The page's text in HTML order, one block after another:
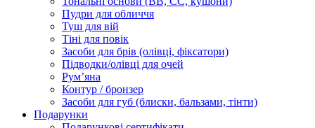
Пудри для обличчя
Туш для вій
Тіні для повік
Засоби для брів (олівці, фіксатори)
Підводки/олівці для очей
Румʼяна
Контур / бронзер
Засоби для губ (блиски, бальзами, тінти)
Подарунки